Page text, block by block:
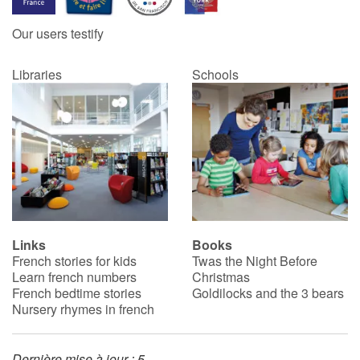
Catalogue anglais
Contraste +
Help
Home
Family
Schools
Libraries
Our users testify
Libraries Schools
Links
French stories for kids
Learn french numbers
French bedtime stories
Nursery rhymes in french
Books
Twas the Night Before
Christmas
Goldilocks and the 3 bears